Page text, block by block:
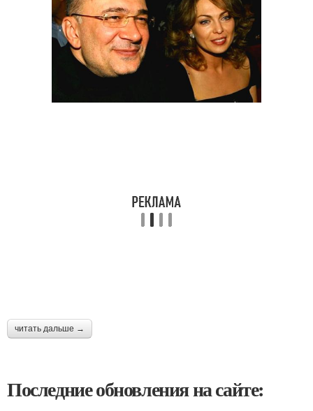
читать дальше →
Последние обновления на сайте: